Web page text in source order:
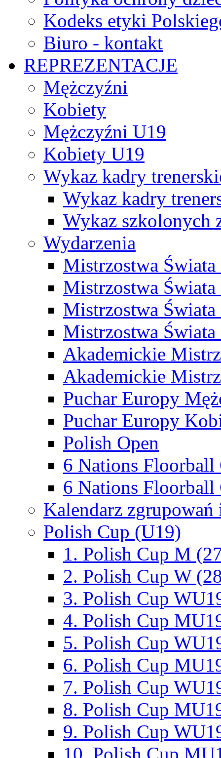
Kodeks etyki
Biuro - kontakt
REPREZENTACJE
Mężczyźni
Kobiety
Mężczyźni U19
Kobiety U19
Wykaz kadry
Wykaz kadry
Wykaz szkolonych
Wydarzenia
Mistrzostwa
Mistrzostwa
Mistrzostwa
Mistrzostwa
Akademickie
Akademickie
Puchar Europy
Puchar Europy
Polish Open
6 Nations Floorball
6 Nations Floorball
Kalendarz
Polish Cup (U19)
1. Polish Cup M
2. Polish Cup W
3. Polish Cup
4. Polish Cup
5. Polish Cup
6. Polish Cup
7. Polish Cup
8. Polish Cup
9. Polish Cup
10. Polish Cup